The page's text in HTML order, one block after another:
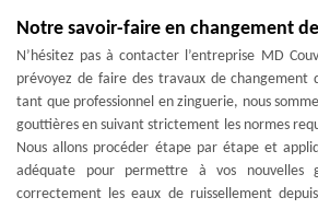
Notre savoir-faire en changement
N’hésitez pas à contacter l’entreprise MD
prévoyez de faire des travaux de changement
tant que professionnel en zinguerie, nous
gouttières en suivant strictement les normes
Nous allons procéder étape par étape et
adéquate pour permettre à vos nouvelles
correctement les eaux de ruissellement